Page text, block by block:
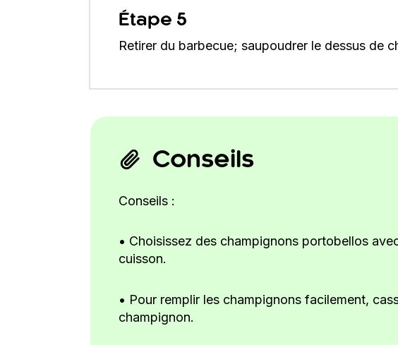
Étape 5
Retirer du barbecue; saupoudrer le dessus de
Conseils
Conseils :
• Choisissez des champignons portobellos
cuisson.
• Pour remplir les champignons facilement,
champignon.